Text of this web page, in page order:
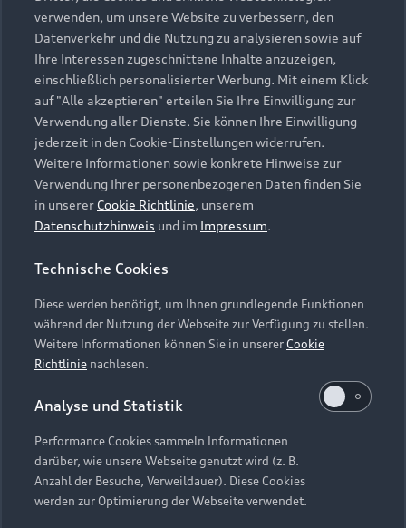
Modelle vergleichen
Elektromodelle
Plug-in-Hybride
Neuwagensuche
Gebrauchtwagensuche
Gebrauchtwagen
Finanzierung
Aktionen & Angebote
Geschäftskunden
Service & Zubehör
Saisonale Angebote
Audi Services
Garantie
Audi digital services
myAudi
Support
Kundenservice
Händlersuche
Audi Code
Online-Terminvereinbarung
Servicekontakt
Vertrag widerrufen
Über Audi
Unternehmen
Karriere
Investor Relations
Presse & Media Center
Datenschutz
Audi erleben
Newsletter
Impressum Rechtliches
Hinweisgebersystem
Datenschutzinformation
Cookie-Einstellungen
Cookie-Richtlinie
Barrierefreiheit
Hinweis: Die aktuelle Darstellung und Anordnung der
Embleme am Fahrzeug bei allen Abbildungen auf dieser
Webseite kann abweichen.
verwenden, um unsere Website zu verbessern, den
Datenverkehr und die Nutzung zu analysieren sowie auf
Ihre Interessen zugeschnittene Inhalte anzuzeigen,
einschließlich personalisierter Werbung. Mit einem Klick
auf "Alle akzeptieren" erteilen Sie Ihre Einwilligung zur
Verwendung aller Dienste. Sie können Ihre Einwilligung
jederzeit in den Cookie-Einstellungen widerrufen.
Weitere Informationen sowie konkrete Hinweise zur
Verwendung Ihrer personenbezogenen Daten finden Sie
in unserer Cookie Richtlinie, unserem
Datenschutzhinweis und im Impressum.
Technische Cookies
Diese werden benötigt, um Ihnen grundlegende Funktionen
während der Nutzung der Webseite zur Verfügung zu stellen.
Weitere Informationen können Sie in unsererCookie
Richtlinie nachlesen.
Analyse und Statistik
Performance Cookies sammeln Informationen
darüber, wie unsere Webseite genutzt wird (z. B.
Anzahl der Besuche, Verweildauer). Diese Cookies
werden zur Optimierung der Webseite verwendet.